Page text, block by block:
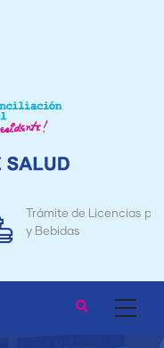
de Alimentos